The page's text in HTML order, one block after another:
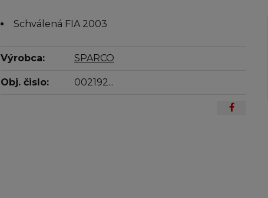
Schválená FIA 2003
Výrobca: SPARCO
Obj. čislo: 002192...